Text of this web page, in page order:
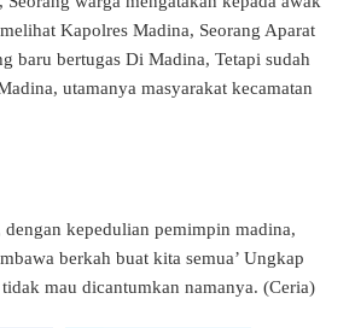
Kapolres Madina, Seorang Aparat
baru bertugas Di Madina, Tetapi sudah
utamanya masyarakat kecamatan
kepedulian pemimpin madina,
berkah buat kita semua’ Ungkap
mau dicantumkan namanya. (Ceria)